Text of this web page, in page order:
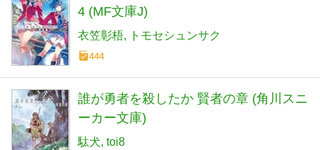
4 (MF文庫J)
衣笠彰梧 トモセシュンサク
444
誰が勇者を殺したか 賢者の章 (角川スニ
ーカー文庫)
駄犬 toi8